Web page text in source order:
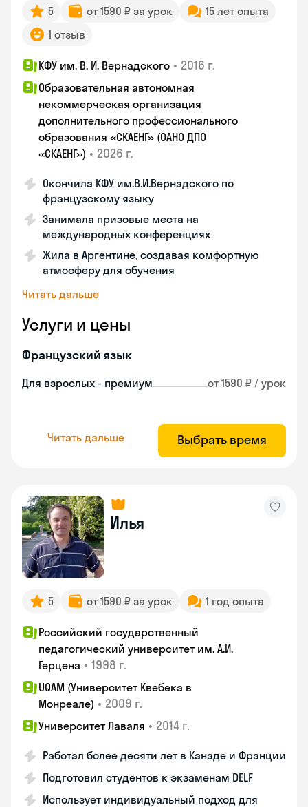
5 от 1590 ₽ за урок
15 лет опыта
1 отзыв
КФУ им. В. И. Вернадского • 2016 г.
Образовательная автономная
некоммерческая организация
дополнительного профессионального
образования «СКАЕНГ» (ОАНО ДПО
«СКАЕНГ») • 2026 г.
Окончила КФУ им.В.И.Вернадского по
французскому языку
Занимала призовые места на
международных конференциях
Жила в Аргентине, создавая комфортную
атмосферу для обучения
Читать дальше
Услуги и цены
Французский язык
Для взрослых - премиум от 1590 ₽ / урок
Читать дальше Выбрать время
Илья
5 от 1590 ₽ за урок 1 год опыта
Российский государственный
педагогический университет им. А.И.
Герцена • 1998 г.
UQAM (Университет Квебека в
Монреале) • 2009 г.
Университет Лаваля • 2014 г.
Работал более десяти лет в Канаде и Франции
Подготовил студентов к экзаменам DELF
Использует индивидуальный подход для